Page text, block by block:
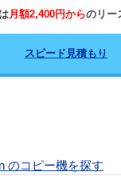
月額2,400円からのリー
スピード見積もり
のコピー機を探す